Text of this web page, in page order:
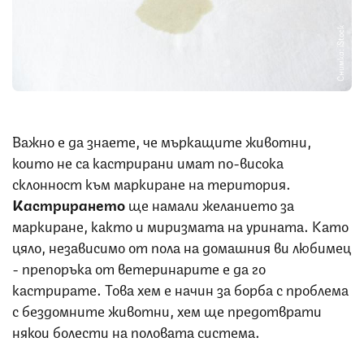
Снимка: iStock
Важно е да знаете, че мъркащите животни,
които не са кастрирани имат по-висока
склонност към маркиране на територия.
Кастриранетоще намали желанието за
маркиране, както и миризмата на урината. Като
цяло, независимо от пола на домашния ви любимец
- препоръка от ветеринарите е да го
кастрирате. Това хем е начин за борба с проблема
с бездомните животни, хем ще предотврати
някои болести на половата система.